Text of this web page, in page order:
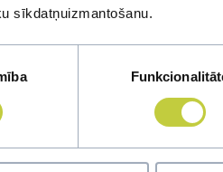
sīkdatņuizmantošanu.
Jūsu jautājumu